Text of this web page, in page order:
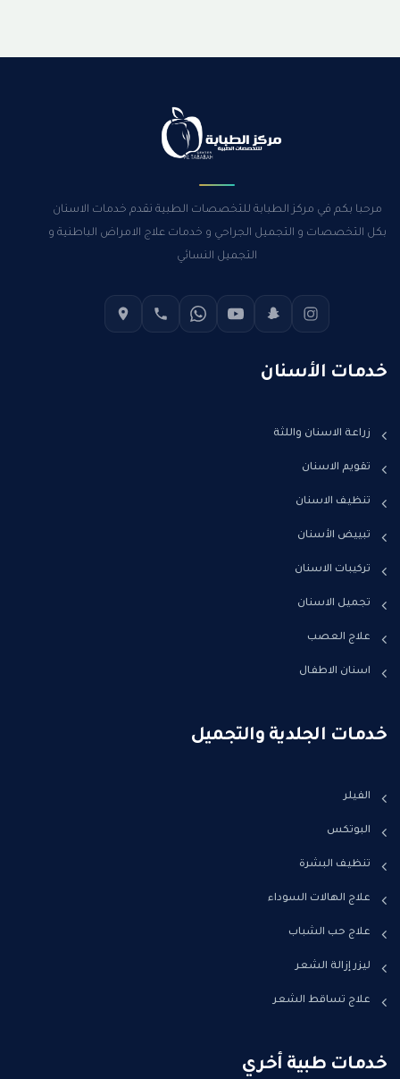
مرحبا بكم في مركز الطبابة للتخصصات الطبية نقدم خدمات الاسنان
بكل التخصصات و التجميل الجراحي و خدمات علاج الامراض الباطنية و
التجميل النسائي
خدمات الأسنان
زراعة الاسنان واللثة
تقويم الاسنان
تنظيف الاسنان
تبييض الأسنان
تركيبات الاسنان
تجميل الاسنان
علاج العصب
اسنان الاطفال
خدمات الجلدية والتجميل
الفيلر
البوتكس
تنظيف البشرة
علاج الهالات السوداء
علاج حب الشباب
ليزر إزالة الشعر
علاج تساقط الشعر
خدمات طبية أخري